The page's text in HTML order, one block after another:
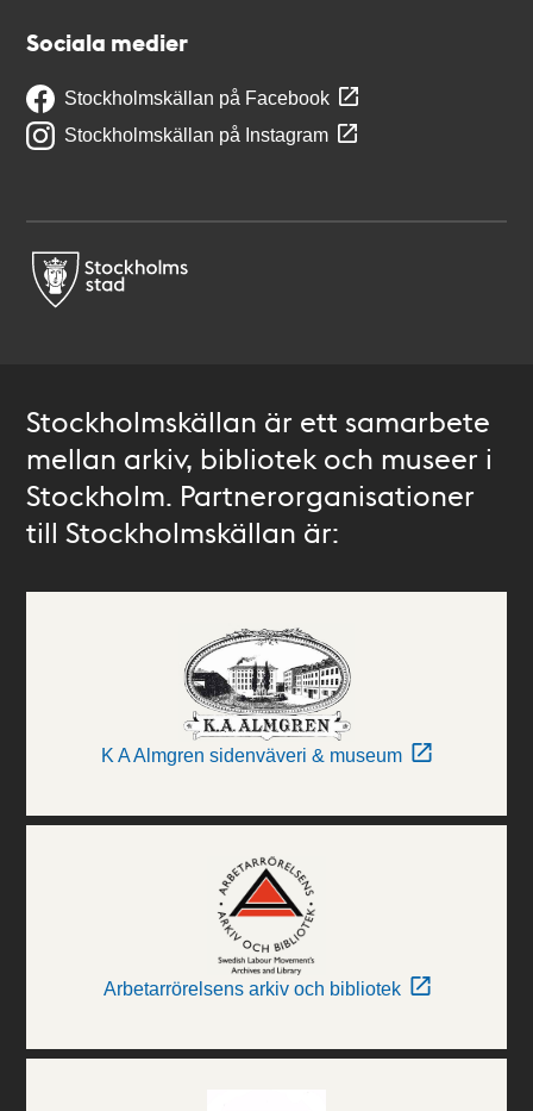
Sociala medier
Stockholmskällan på Facebook
Stockholmskällan på Instagram
Stockholmskällan är ett samarbete
mellan arkiv, bibliotek och museer i
Stockholm. Partnerorganisationer
till Stockholmskällan är:
K A Almgren sidenväveri & museum
Arbetarrörelsens arkiv och bibliotek